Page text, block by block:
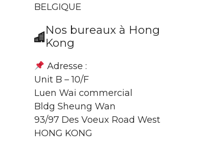
BELGIQUE
Nos bureaux à Hong
Kong
Adresse :
Unit B – 10/F
Luen Wai commercial
Bldg Sheung Wan
93/97 Des Voeux Road West
HONG KONG